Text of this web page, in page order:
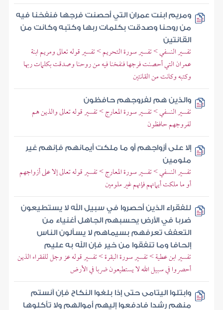
ومريم ابنت عمران التي أحصنت فرجها فنفخنا فيه
من روحنا وصدقت بكلمات ربها وكتبه وكانت من
القانتين
تفسير النسفي > تفسير سورة التحريم > تفسير قوله تعالى ومريم ابنة
عمران التي أحصنت فرجها فنفخنا فيه من روحنا وصدقت بكلمات ربها
وكتبه وكانت من القانتين
والذين هم لفروجهم حافظون
تفسير النسفي > تفسير سورة المعارج > تفسير قوله تعالى والذين هم
لفروجهم حافظون
إلا على أزواجهم أو ما ملكت أيمانهم فإنهم غير
ملومين
تفسير النسفي > تفسير سورة المعارج > تفسير قوله تعالى إلا على أزواجهم
أو ما ملكت أيمانهم فإنهم غير ملومين
للفقراء الذين أحصروا في سبيل الله لا يستطيعون
ضربا في الأرض يحسبهم الجاهل أغنياء من
التعفف تعرفهم بسيماهم لا يسألون الناس
إلحافا وما تنفقوا من خير فإن الله به عليم
تفسير ابن عطية > تفسير سورة البقرة > تفسير قوله عز وجل للفقراء الذين
أحصروا في سبيل الله لا يستطيعون ضربا في الأرض
وابتلوا اليتامى حتى إذا بلغوا النكاح فإن آنستم
منهم رشدا فادفعوا إليهم أموالهم ولا تأكلوها